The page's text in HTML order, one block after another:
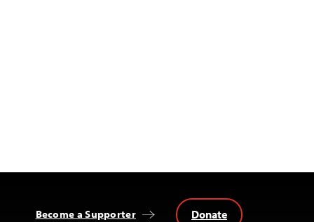
Become a Supporter Donate